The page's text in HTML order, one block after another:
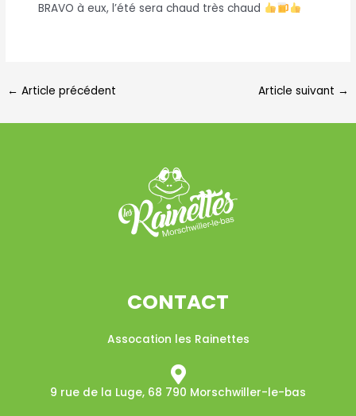
BRAVO à eux, l’été sera chaud très chaud
← Article précédent Article suivant →
CONTACT
Assocation les Rainettes
9 rue de la Luge, 68 790 Morschwiller-le-bas​